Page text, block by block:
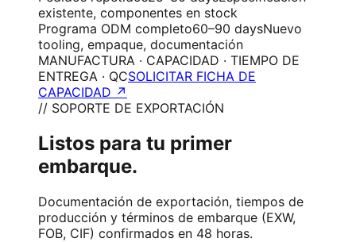
existente, componentes en stock
Programa ODM completo60–90 daysNuevo
tooling, empaque, documentación
MANUFACTURA · CAPACIDAD · TIEMPO DE
ENTREGA · QCSOLICITAR FICHA DE
CAPACIDAD ↗
// SOPORTE DE EXPORTACIÓN
Listos para tu primer
embarque.
Documentación de exportación, tiempos de
producción y términos de embarque (EXW,
FOB, CIF) confirmados en 48 horas.